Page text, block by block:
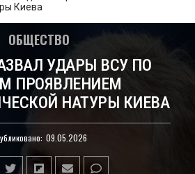
Киева
ОБЩЕСТВО
УДАРЫ ВСУ ПО
ПРОЯВЛЕНИЕМ
НАТУРЫ КИЕВА
09.05.2026